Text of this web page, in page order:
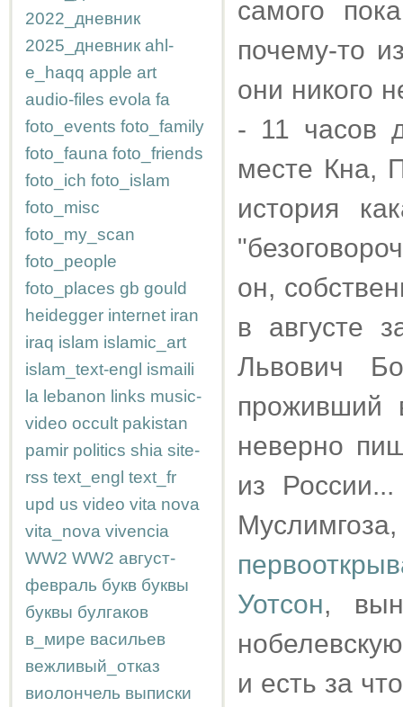
2022_дневник
2025_дневник ahl-
e_haqq apple art
audio-files evola fa
foto_events foto_family
foto_fauna foto_friends
foto_ich foto_islam
foto_misc
foto_my_scan
foto_people
foto_places gb gould
heidegger internet iran
iraq islam islamic_art
islam_text-engl ismaili
la lebanon links music-
video occult pakistan
pamir politics shia site-
rss text_engl text_fr
upd us video vita nova
vita_nova vivencia
WW2 WW2 август-
февраль букв буквы
буквы булгаков
в_мире васильев
вежливый_отказ
виолончель выписки
самого
почему-то
они никого
- 11 часов
месте Кна,
история
он,
в августе
Львович
проживший
неверно
из
Уотсон,
и есть за